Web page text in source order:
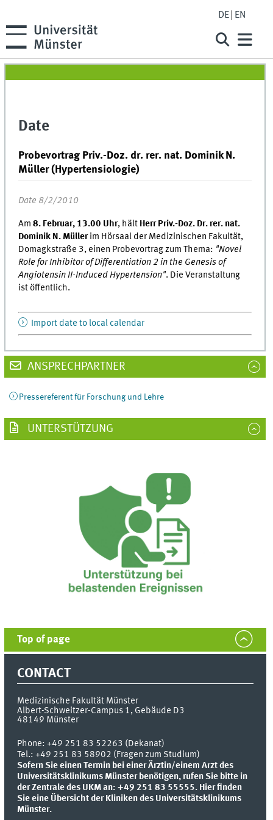
DE EN
Date
Probevortrag Priv.-Doz. dr. rer. nat. Dominik N.
Müller (Hypertensiologie)
Date 8/2/2010
Am8. Februar, 13.00 Uhr, hält Herr Priv.-Doz. Dr. rer. nat.
Dominik N. Müllerim Hörsaal der Medizinischen Fakultät,
Domagkstraße 3, einen Probevortrag zum Thema: "Novel
Role for Inhibitor of Differentiation 2 in the Genesis of
Angiotensin II-Induced Hypertension". Die Veranstaltung
ist öffentlich.
Import date to local calendar
ANSPRECHPARTNER
Pressereferent für Forschung und Lehre
UNTERSTÜTZUNG
Top of page
CONTACT
Medizinische Fakultät Münster
Albert-Schweitzer-Campus 1, Gebäude D3
48149 Münster
Phone:+49 251 83 52263 (Dekanat)
Tel.: +49 251 83 58902 (Fragen zum Studium)
Sofern Sie einen Termin bei einer Ärztin/einem Arzt des
Universitätsklinikums Münster benötigen, rufen Sie bitte in
der Zentrale des UKM an: +49 251 83 55555. Hier finden
Sie eine Übersicht der Kliniken des Universitätsklinikums
Münster.